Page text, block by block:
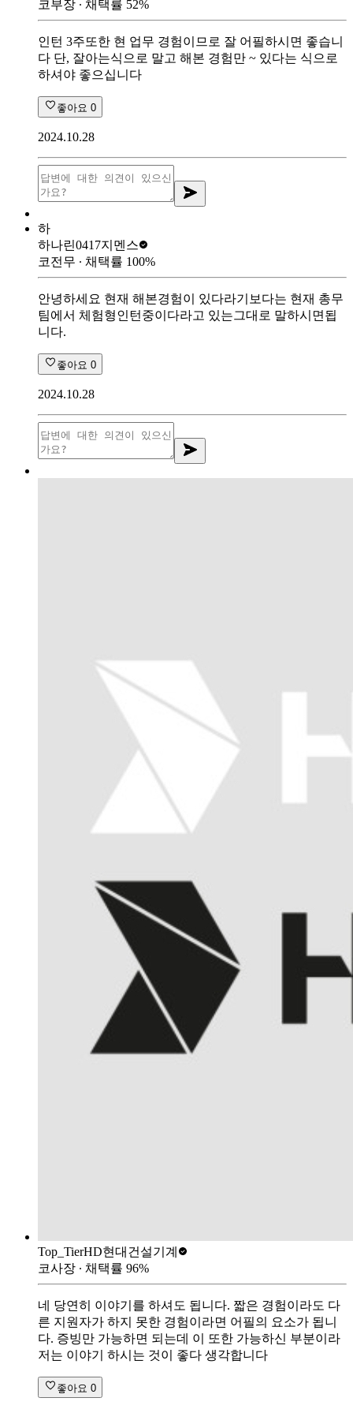
코부장 ∙ 채택률 52%
인턴 3주또한 현 업무 경험이므로 잘 어필하시면 좋습니
다 단, 잘아는식으로 말고 해본 경험만 ~ 있다는 식으로
하셔야 좋으십니다
좋아요 0
2024.10.28
하
하나린0417지멘스
코전무 ∙ 채택률 100%
안녕하세요 현재 해본경험이 있다라기보다는 현재 총무
팀에서 체험형인턴중이다라고 있는그대로 말하시면됩
니다.
좋아요 0
2024.10.28
Top_TierHD현대건설기계
코사장 ∙ 채택률 96%
네 당연히 이야기를 하셔도 됩니다. 짧은 경험이라도 다
른 지원자가 하지 못한 경험이라면 어필의 요소가 됩니
다. 증빙만 가능하면 되는데 이 또한 가능하신 부분이라
저는 이야기 하시는 것이 좋다 생각합니다
좋아요 0